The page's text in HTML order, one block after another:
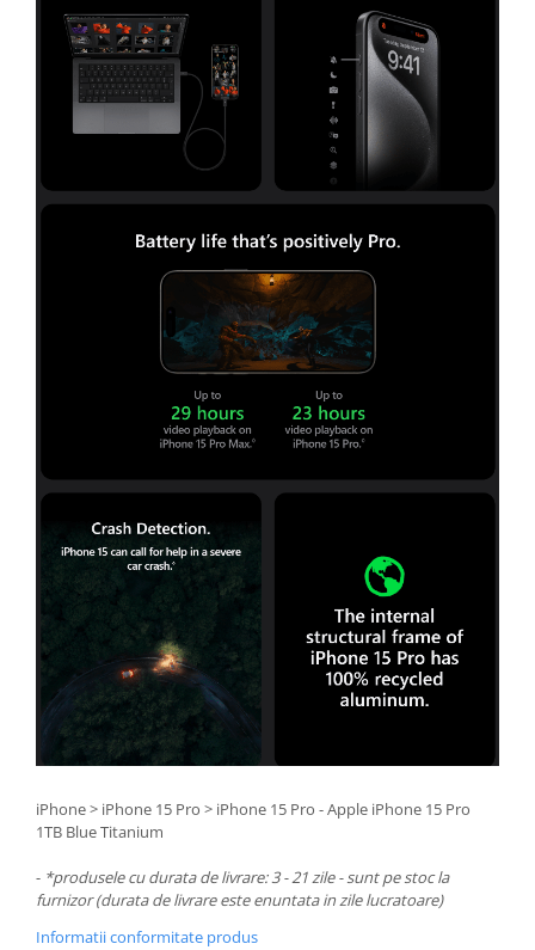
iPhone > iPhone 15 Pro > iPhone 15 Pro - Apple iPhone 15 Pro
1TB Blue Titanium
- *produsele cu durata de livrare: 3 - 21 zile - sunt pe stoc la
furnizor (durata de livrare este enuntata in zile lucratoare)
Informatii conformitate produs